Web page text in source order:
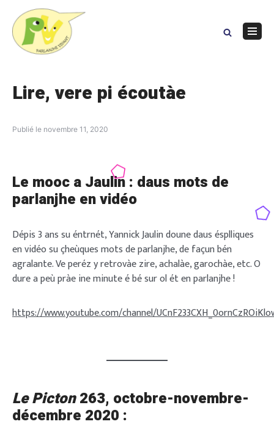
content
Lire, vere pi écoutàe
Publié le novembre 11, 2020
Le mooc a Jaulin : daus mots de
parlanjhe en vidéo
Dépis 3 ans su éntrnét, Yannick Jaulin doune daus ésplliques
en vidéo su çheùques mots de parlanjhe, de façun bén
agralante. Ve peréz y retrovàe zire, achalàe, garochàe, etc. O
dure a peù pràe ine minute é bé sur ol ét en parlanjhe !
https://www.youtube.com/channel/
Le Picton263, octobre-novembre-
décembre 2020 :